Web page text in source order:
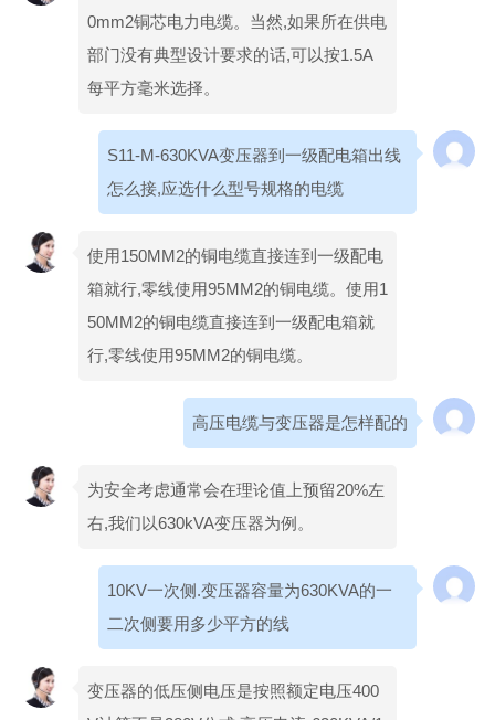
0mm2铜芯电力电缆。当然,如果所在供电
部门没有典型设计要求的话,可以按1.5A
每平方毫米选择。
S11-M-630KVA变压器到一级配电箱出线
怎么接,应选什么型号规格的电缆
使用150MM2的铜电缆直接连到一级配电
箱就行,零线使用95MM2的铜电缆。使用1
50MM2的铜电缆直接连到一级配电箱就
行,零线使用95MM2的铜电缆。
高压电缆与变压器是怎样配的
为安全考虑通常会在理论值上预留20%左
右,我们以630kVA变压器为例。
10KV一次侧.变压器容量为630KVA的一
二次侧要用多少平方的线
变压器的低压侧电压是按照额定电压400